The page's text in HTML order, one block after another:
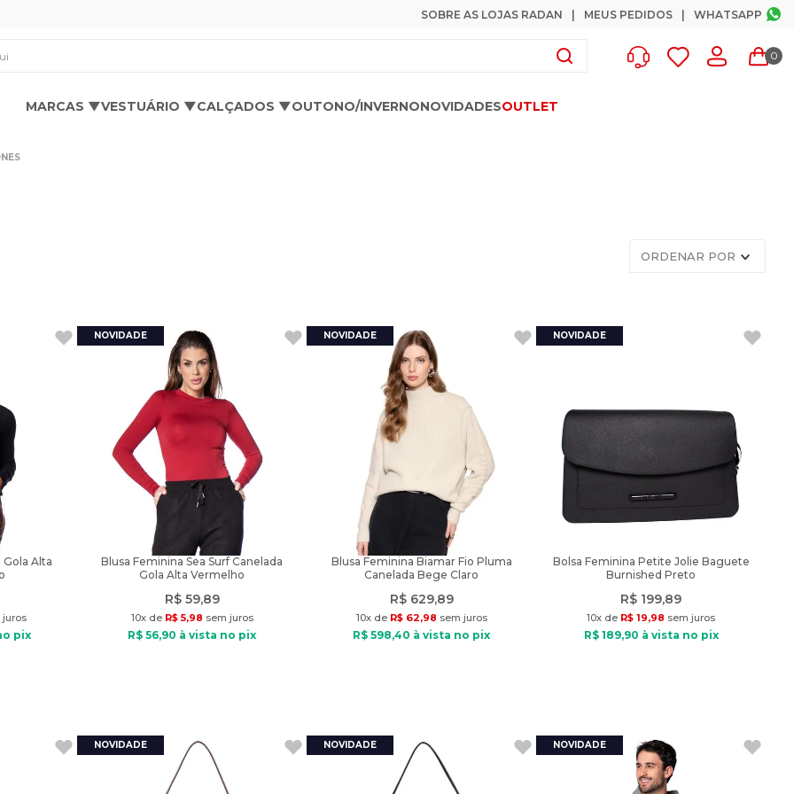
SOBRE AS LOJAS RADAN MEUS PEDIDOS WHATSAPP
0
MARCAS ▼VESTUÁRIO ▼CALÇADOS ▼OUTONO/INVERNONOVIDADESOUTLET
ORDENAR POR
Gola Alta
juros
pix
Blusa Feminina Sea Surf Canelada
Gola Alta Vermelho
R$ 59,89
10x de R$ 5,98 sem juros
R$ 56,90 à vista no pix
Blusa Feminina Biamar Fio Pluma
Canelada Bege Claro
R$ 629,89
10x de R$ 62,98 sem juros
R$ 598,40 à vista no pix
Bolsa Feminina Petite Jolie Baguete
Burnished Preto
R$ 199,89
10x de R$ 19,98 sem juros
R$ 189,90 à vista no pix